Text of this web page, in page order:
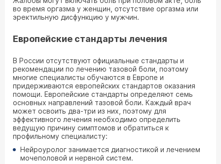
во время оргазма у женщин, отсутствие оргазма или
эректильную дисфункцию у мужчин.
Европейские стандарты лечения
В России отсутствуют официальные стандарты и
рекомендации по лечению тазовой боли, поэтому
многие специалисты обучаются в Европе и
придерживаются европейских стандартов оказания
помощи. Европейские стандарты определяют семь
основных направлений тазовой боли. Каждый врач
может освоить два-три из них, поэтому для
эффективного лечения необходимо определить
ведущую причину симптомов и обратиться к
профильному специалисту:
Нейроуролог занимается диагностикой и лечением
мочеполовой и нервной систем.